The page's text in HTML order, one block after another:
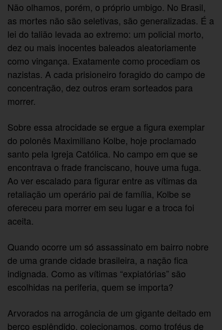
Não olhamos, porém, o próprio umbigo. No Brasil,
as mortes não são seletivas, são generalizadas. É a
lei do talião levada ao extremo: um policial morto,
dez ou mais inocentes baleados aleatoriamente
como vingança. Exatamente como procediam os
nazistas. A cada prisioneiro foragido do campo de
concentração, dez outros eram sorteados para
morrer.
Sobre essa atrocidade se ergue a figura exemplar
do polonês Maximiliano Kolbe, hoje proclamado
santo pela Igreja Católica. No campo em que se
encontrava o frade franciscano, houve uma fuga.
Ao ver escalado para figurar entre as vítimas da
retaliação um operário pai de família, Kolbe se
ofereceu para morrer em seu lugar e a troca foi
aceita.
Quando ocorre um só assassinato em bairro nobre
de uma grande cidade brasileira, a nação fica
indignada. Como as vítimas “expiatórias” são
escolhidas na periferia, quem se importa?
Arvorados na arrogância de um gigante deitado em
berço esplêndido, colecionamos, como troféus de